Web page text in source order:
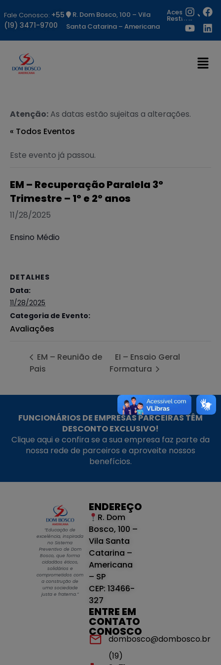
Fale Conosco: +55
(19) 3471-9700
R. Dom Bosco, 100 – Vila
Santa Catarina – Americana
Acesso
Restrito
Atenção:As datas estão sujeitas a alterações.
« Todos Eventos
Este evento já passou.
EM – Recuperação Paralela 3º
Trimestre – 1º e 2º anos
11/28/2025
Ensino Médio
DETALHES
Data:
11/28/2025
Categoria de Evento:
Avaliações
EM – Reunião de
Pais
EI – Ensaio Geral
Formatura
FUNCIONÁRIOS DE EMPRESAS PARCEIRAS TÊM
DESCONTO EXCLUSIVO!
Clique aqui e confira se a sua empresa faz parte da
nossa rede de parceiros e aproveite nossos
benefícios.
“Educação de
excelência, inspirada
no Sistema
Preventivo de Dom
Bosco, que forma
cidadãos éticos,
solidários e
comprometidos com
a construção de
uma sociedade
justa e fraterna.”
ENDEREÇO
R. Dom
Bosco, 100 –
Vila Santa
Catarina –
Americana
– SP
CEP: 13466-
327
ENTRE EM
CONTATO
CONOSCO
dombosco@dombosco.br
(19)